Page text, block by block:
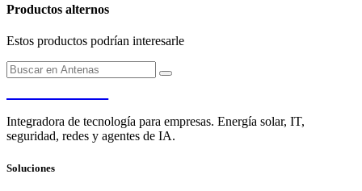
Productos alternos
Estos productos podrían interesarle
Integradora de tecnología para empresas. Energía solar, IT,
seguridad, redes y agentes de IA.
Soluciones